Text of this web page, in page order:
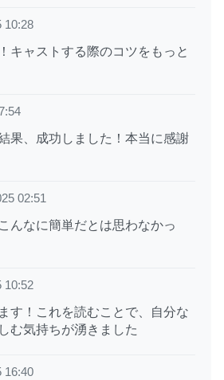
10:28
キャストする際のコツをもっと
果、成功しました！本当に感謝
02:51
んなに簡単だとは思わなかっ
10:52
す！これを読むことで、自分な
む気持ちが湧きました
16:40